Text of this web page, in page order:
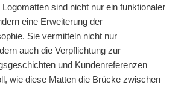
Logomatten sind nicht nur ein funktionaler
eine Erweiterung der
Sie vermitteln nicht nur
auch die Verpflichtung zur
und Kundenreferenzen
wie diese Matten die Brücke zwischen